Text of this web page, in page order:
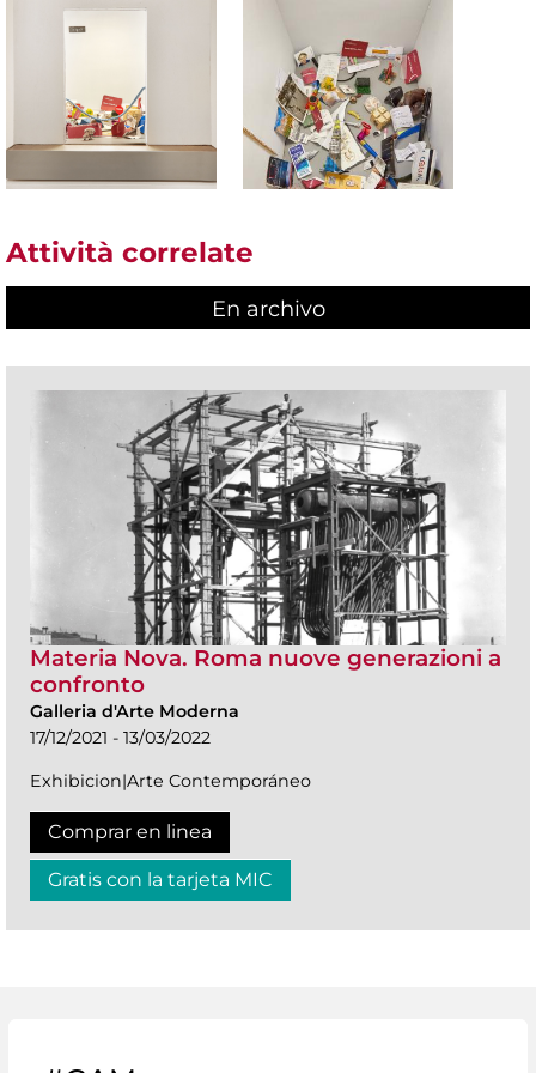
Attività correlate
En archivo
Materia Nova. Roma nuove generazioni a
confronto
Galleria d'Arte Moderna
17/12/2021 - 13/03/2022
Exhibicion|Arte Contemporáneo
Comprar en linea
Gratis con la tarjeta MIC